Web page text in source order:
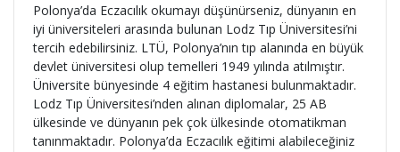
Polonya’da Eczacılık okumayı düşünürseniz, dünyanın en
iyi üniversiteleri arasında bulunan Lodz Tıp Üniversitesi’ni
tercih edebilirsiniz. LTÜ, Polonya’nın tıp alanında en büyük
devlet üniversitesi olup temelleri 1949 yılında atılmıştır.
Üniversite bünyesinde 4 eğitim hastanesi bulunmaktadır.
Lodz Tıp Üniversitesi’nden alınan diplomalar, 25 AB
ülkesinde ve dünyanın pek çok ülkesinde otomatikman
tanınmaktadır. Polonya’da Eczacılık eğitimi alabileceğiniz